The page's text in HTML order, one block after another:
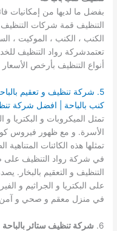
بفضل ما لديها من إمكانيات
التنظيف قمة شركات
الكنب ، الكنب ، الموكيت ،
تعتمدشركة رواد التنظيف
أنواع التنظيف بأرخص
5. شركة تنظيف و تعقيم
كنب بالباحة | افضل شركة
تمثل الميكروبات و البكتريا
تمثلها هذه الكائنات
في شركة رواد التنظيف
التنظيف و التعقيم بالبخار.
على البكتريا و الجراثيم و
في منزل معقم و صحي و آمن
6.
شركة تنظيف ستائر بالباحة